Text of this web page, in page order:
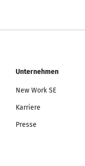
Unternehmen
New Work SE
Karriere
Presse